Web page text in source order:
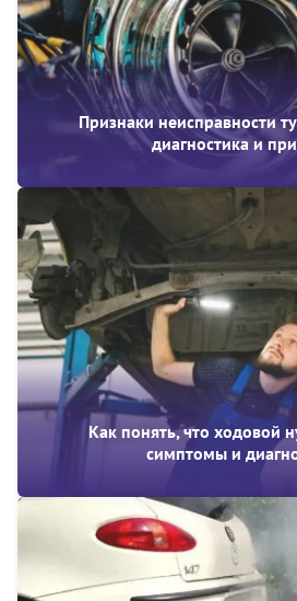
Признаки неисправности
диагностика и
Как понять, что ходовой
симптомы и